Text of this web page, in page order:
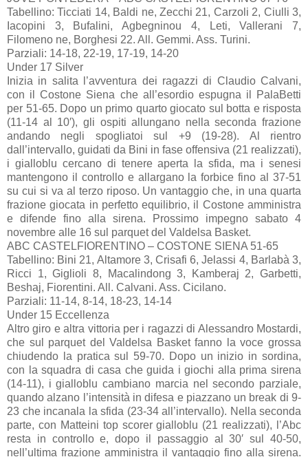
Tabellino: Ticciati 14, Baldi ne, Zecchi 21, Carzoli 2, Ciulli 3,
Iacopini 3, Bufalini, Agbegninou 4, Leti, Vallerani 7,
Filomeno ne, Borghesi 22. All. Gemmi. Ass. Turini.
Parziali: 14-18, 22-19, 17-19, 14-20
Under 17 Silver
Inizia in salita l’avventura dei ragazzi di Claudio Calvani,
con il Costone Siena che all’esordio espugna il PalaBetti
per 51-65. Dopo un primo quarto giocato sul botta e risposta
(11-14 al 10′), gli ospiti allungano nella seconda frazione
andando negli spogliatoi sul +9 (19-28). Al rientro
dall’intervallo, guidati da Bini in fase offensiva (21 realizzati),
i gialloblu cercano di tenere aperta la sfida, ma i senesi
mantengono il controllo e allargano la forbice fino al 37-51
su cui si va al terzo riposo. Un vantaggio che, in una quarta
frazione giocata in perfetto equilibrio, il Costone amministra
e difende fino alla sirena. Prossimo impegno sabato 4
novembre alle 16 sul parquet del Valdelsa Basket.
ABC CASTELFIORENTINO – COSTONE SIENA 51-65
Tabellino: Bini 21, Altamore 3, Crisafi 6, Jelassi 4, Barlabà 3,
Ricci 1, Giglioli 8, Macalindong 3, Kamberaj 2, Garbetti,
Beshaj, Fiorentini. All. Calvani. Ass. Cicilano.
Parziali: 11-14, 8-14, 18-23, 14-14
Under 15 Eccellenza
Altro giro e altra vittoria per i ragazzi di Alessandro Mostardi,
che sul parquet del Valdelsa Basket fanno la voce grossa
chiudendo la pratica sul 59-70. Dopo un inizio in sordina,
con la squadra di casa che guida i giochi alla prima sirena
(14-11), i gialloblu cambiano marcia nel secondo parziale,
quando alzano l’intensità in difesa e piazzano un break di 9-
23 che incanala la sfida (23-34 all’intervallo). Nella seconda
parte, con Matteini top scorer gialloblu (21 realizzati), l’Abc
resta in controllo e, dopo il passaggio al 30′ sul 40-50,
nell’ultima frazione amministra il vantaggio fino alla sirena.